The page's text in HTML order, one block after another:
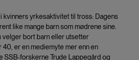
kvinners yrkesaktivitet til tross: Dagens
like mange barn som mødrene sine.
velger bort barn eller utsetter
er en mediemyte mer enn en
SSB-forskerne Trude Lappegård og